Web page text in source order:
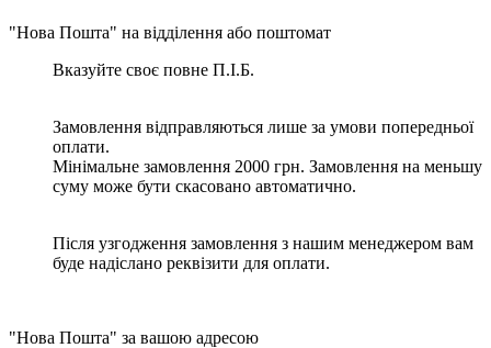
"Нова Пошта" на відділення або поштомат
Вказуйте своє повне П.І.Б.
Замовлення відправляються лише за умови попередньої
оплати.
Мінімальне замовлення 2000 грн. Замовлення на меньшу
суму може бути скасовано автоматично.
Після узгодження замовлення з нашим менеджером вам
буде надіслано реквізити для оплати.
"Нова Пошта" за вашою адресою